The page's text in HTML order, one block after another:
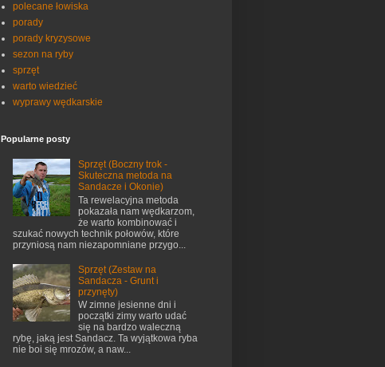
polecane łowiska
porady
porady kryzysowe
sezon na ryby
sprzęt
warto wiedzieć
wyprawy wędkarskie
Popularne posty
Sprzęt (Boczny trok -
Skuteczna metoda na
Sandacze i Okonie)
Ta rewelacyjna metoda
pokazała nam wędkarzom,
że warto kombinować i
szukać nowych technik połowów, które
przyniosą nam niezapomniane przygo...
Sprzęt (Zestaw na
Sandacza - Grunt i
przynęty)
W zimne jesienne dni i
początki zimy warto udać
się na bardzo waleczną
rybę, jaką jest Sandacz. Ta wyjątkowa ryba
nie boi się mrozów, a naw...